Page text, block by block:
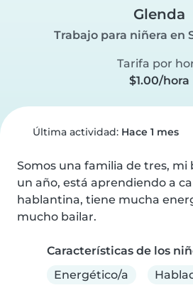
Glenda
Trabajo para niñera en
Tarifa por
$1.00/hora
Última actividad: Hace 1 mes
Somos una familia de tres, mi
un año, está aprendiendo a
hablantina, tiene mucha
mucho bailar.
Características de los
Energético/a